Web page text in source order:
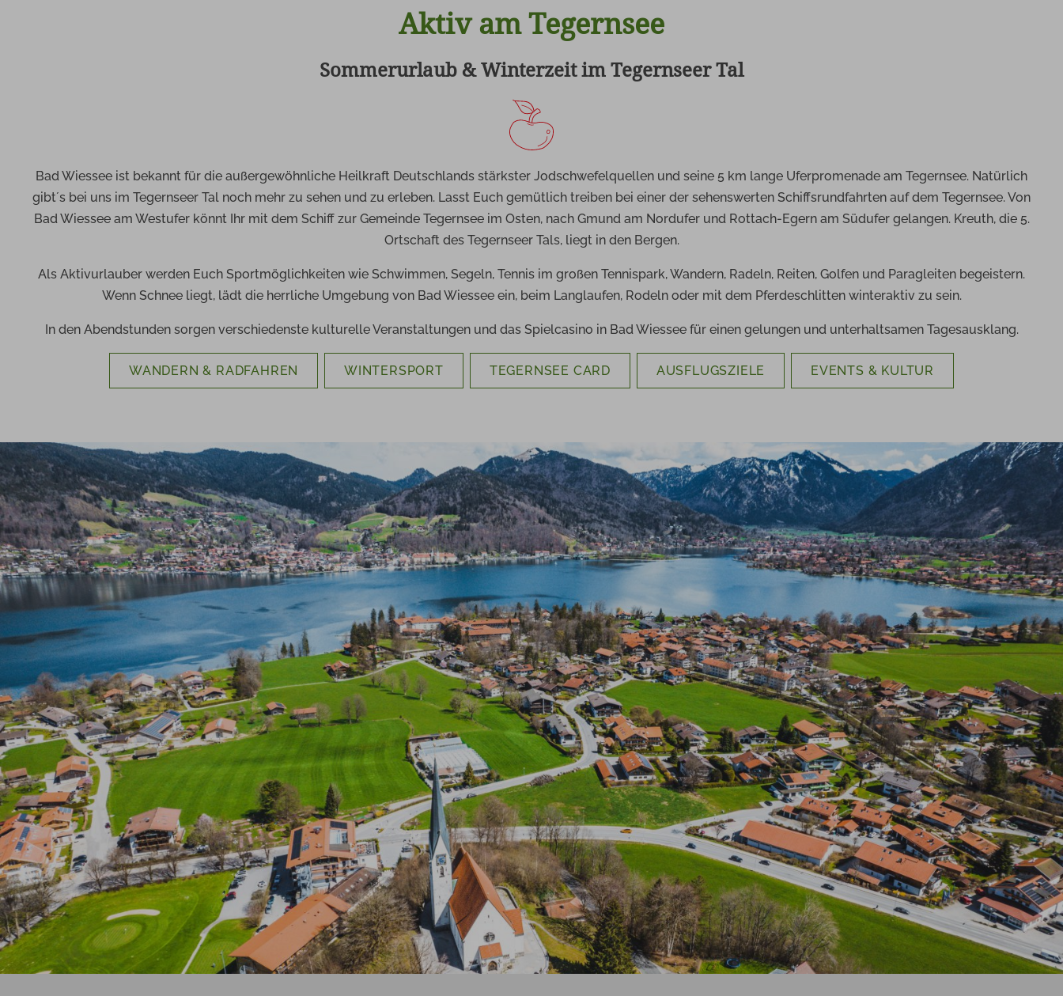
Aktiv am Tegernsee
Sommerurlaub & Winterzeit im Tegernseer Tal
Bad Wiessee ist bekannt für die außergewöhnliche Heilkraft Deutschlands stärkster Jodschwefelquellen und seine 5 km lange Uferpromenade am Tegernsee. Natürlich
gibt´s bei uns im Tegernseer Tal noch mehr zu sehen und zu erleben. Lasst Euch gemütlich treiben bei einer der sehenswerten Schiffsrundfahrten auf dem Tegernsee. Von
Bad Wiessee am Westufer könnt Ihr mit dem Schiff zur Gemeinde Tegernsee im Osten, nach Gmund am Nordufer und Rottach-Egern am Südufer gelangen. Kreuth, die 5.
Ortschaft des Tegernseer Tals, liegt in den Bergen.
Als Aktivurlauber werden Euch Sportmöglichkeiten wie Schwimmen, Segeln, Tennis im großen Tennispark, Wandern, Radeln, Reiten, Golfen und Paragleiten begeistern.
Wenn Schnee liegt, lädt die herrliche Umgebung von Bad Wiessee ein, beim Langlaufen, Rodeln oder mit dem Pferdeschlitten winteraktiv zu sein.
In den Abendstunden sorgen verschiedenste kulturelle Veranstaltungen und das Spielcasino in Bad Wiessee für einen gelungen und unterhaltsamen Tagesausklang.
WANDERN & RADFAHREN WINTERSPORT TEGERNSEE CARD AUSFLUGSZIELE EVENTS & KULTUR